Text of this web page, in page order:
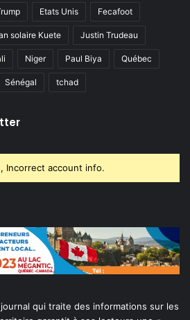
Etats Unis Fecafoot
solaire Kuete Justin Trudeau
Niger Paul Biya Québec
Sénégal tchad
Incorrect account info.
qui traite des informations sur les